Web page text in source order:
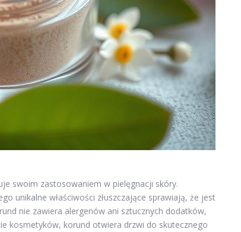
swoim zastosowaniem w pielęgnacji skóry.
unikalne właściwości złuszczające sprawiają, że jest
nie zawiera alergenów ani sztucznych dodatków,
kosmetyków, korund otwiera drzwi do skutecznego